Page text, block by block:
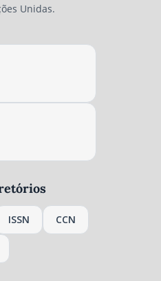
Unidas.
ISSN CCN